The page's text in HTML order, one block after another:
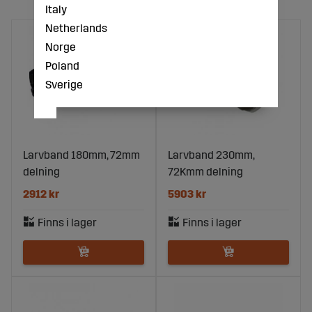
Larvband 180mm, 72mm
delning
2912 kr
Larvband 230mm,
72Kmm delning
5903 kr
Italy
Netherlands
Norge
Poland
Sverige